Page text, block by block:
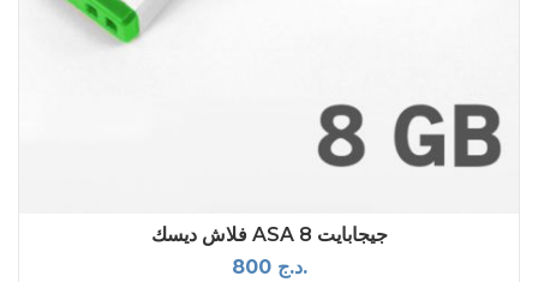
فلاش ديسك ASA 8 جيجابايت
800 د.ج.